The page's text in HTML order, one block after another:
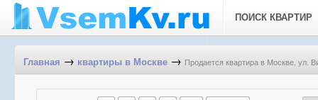
ПОИСК КВАРТИР
Главная → квартиры в Москве → Продается квартира в Москве, ул.